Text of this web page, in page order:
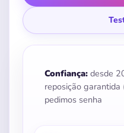
Confiança: desde
reposição garantida
pedimos senha